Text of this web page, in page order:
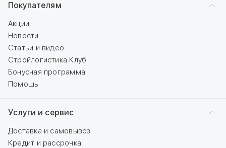
Покупателям
Акции
Новости
Статьи и видео
Стройлогистика Клуб
Бонусная программа
Помощь
Услуги и сервис
Доставка и самовывоз
Кредит и рассрочка